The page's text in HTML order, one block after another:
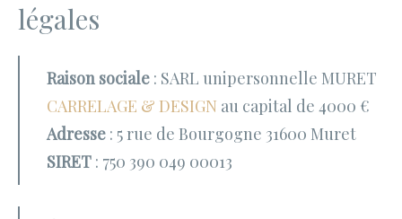
légales
Raison sociale : SARL unipersonnelle MURET
CARRELAGE & DESIGN au capital de 4000 €
Adresse : 5 rue de Bourgogne 31600 Muret
SIRET : 750 390 049 00013